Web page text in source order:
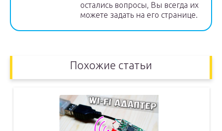
остались вопросы, Вы всегда их
можете задать на его странице.
Похожие статьи